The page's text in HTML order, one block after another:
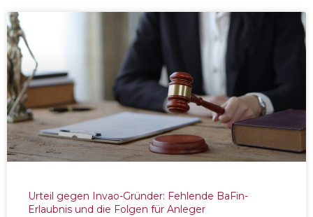
Urteil gegen Invao-Gründer: Fehlende BaFin-
Erlaubnis und die Folgen für Anleger